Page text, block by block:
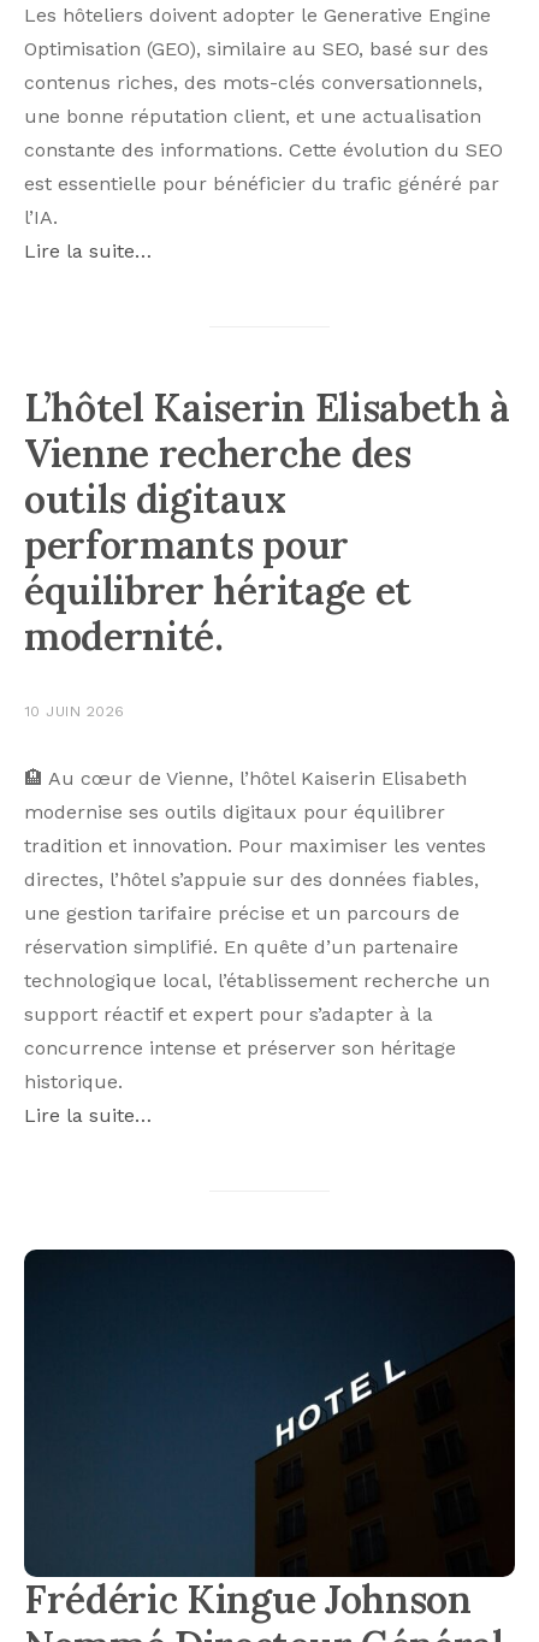
Les hôteliers doivent adopter le Generative Engine
Optimisation (GEO), similaire au SEO, basé sur des
contenus riches, des mots-clés conversationnels,
une bonne réputation client, et une actualisation
constante des informations. Cette évolution du SEO
est essentielle pour bénéficier du trafic généré par
l’IA.
Lire la suite…
L’hôtel Kaiserin Elisabeth à
Vienne recherche des
outils digitaux
performants pour
équilibrer héritage et
modernité.
10 JUIN 2026
🏨 Au cœur de Vienne, l’hôtel Kaiserin Elisabeth
modernise ses outils digitaux pour équilibrer
tradition et innovation. Pour maximiser les ventes
directes, l’hôtel s’appuie sur des données fiables,
une gestion tarifaire précise et un parcours de
réservation simplifié. En quête d’un partenaire
technologique local, l’établissement recherche un
support réactif et expert pour s’adapter à la
concurrence intense et préserver son héritage
historique.
Lire la suite…
Frédéric Kingue Johnson